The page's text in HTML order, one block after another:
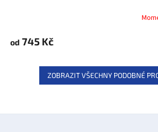
od 745 Kč
ZOBRAZIT VŠECHNY PODOBNÉ